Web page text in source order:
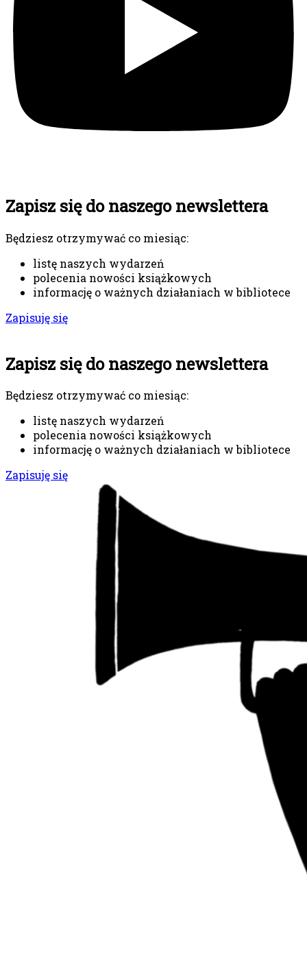
Zapisz się do naszego newslettera
Będziesz otrzymywać co miesiąc:
listę naszych wydarzeń
polecenia nowości książkowych
informację o ważnych działaniach w bibliotece
Zapisuję się
Zapisz się do naszego newslettera
Będziesz otrzymywać co miesiąc:
listę naszych wydarzeń
polecenia nowości książkowych
informację o ważnych działaniach w bibliotece
Zapisuję się